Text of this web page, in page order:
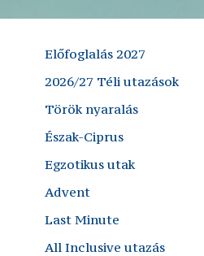
Előfoglalás 2027
2026/27 Téli utazások
Török nyaralás
Észak-Ciprus
Egzotikus utak
Advent
Last Minute
All Inclusive utazás